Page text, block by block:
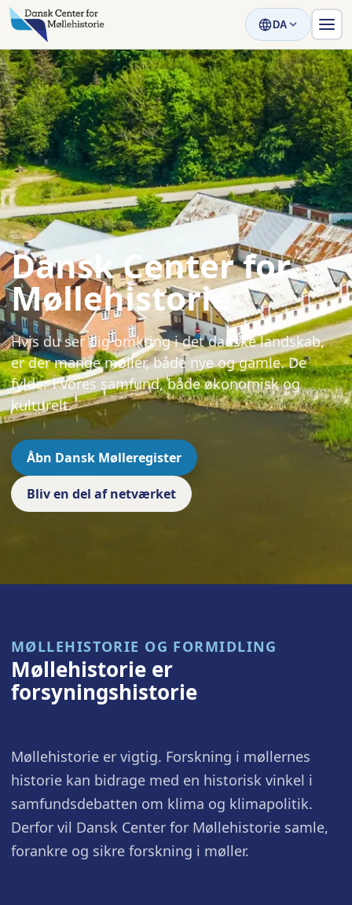
DA
Dansk Center for
Møllehistorie
Hvis du ser dig omkring i det danske landskab,
er der mange møller, både nye og gamle. De
fylder i vores samfund, både økonomisk og
kulturelt.
Åbn Dansk Mølleregister
Bliv en del af netværket
MØLLEHISTORIE OG FORMIDLING
Møllehistorie er
forsyningshistorie
Møllehistorie er vigtig. Forskning i møllernes
historie kan bidrage med en historisk vinkel i
samfundsdebatten om klima og klimapolitik.
Derfor vil Dansk Center for Møllehistorie samle,
forankre og sikre forskning i møller.